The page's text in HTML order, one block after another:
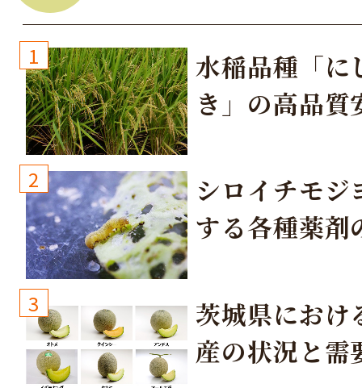
1
水稲品種「に
き」の高品質
2
シロイチモジ
する各種薬剤
3
茨城県におけ
産の状況と需